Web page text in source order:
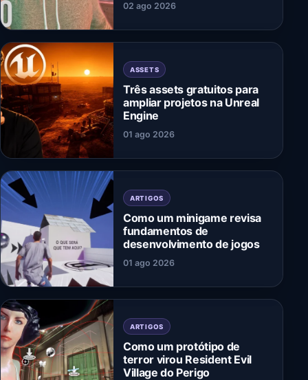
02 ago 2026
ASSETS
Três assets gratuitos para
ampliar projetos na Unreal
Engine
01 ago 2026
ARTIGOS
Como um minigame revisa
fundamentos de
desenvolvimento de jogos
01 ago 2026
ARTIGOS
Como um protótipo de
terror virou Resident Evil
Village do Perigo